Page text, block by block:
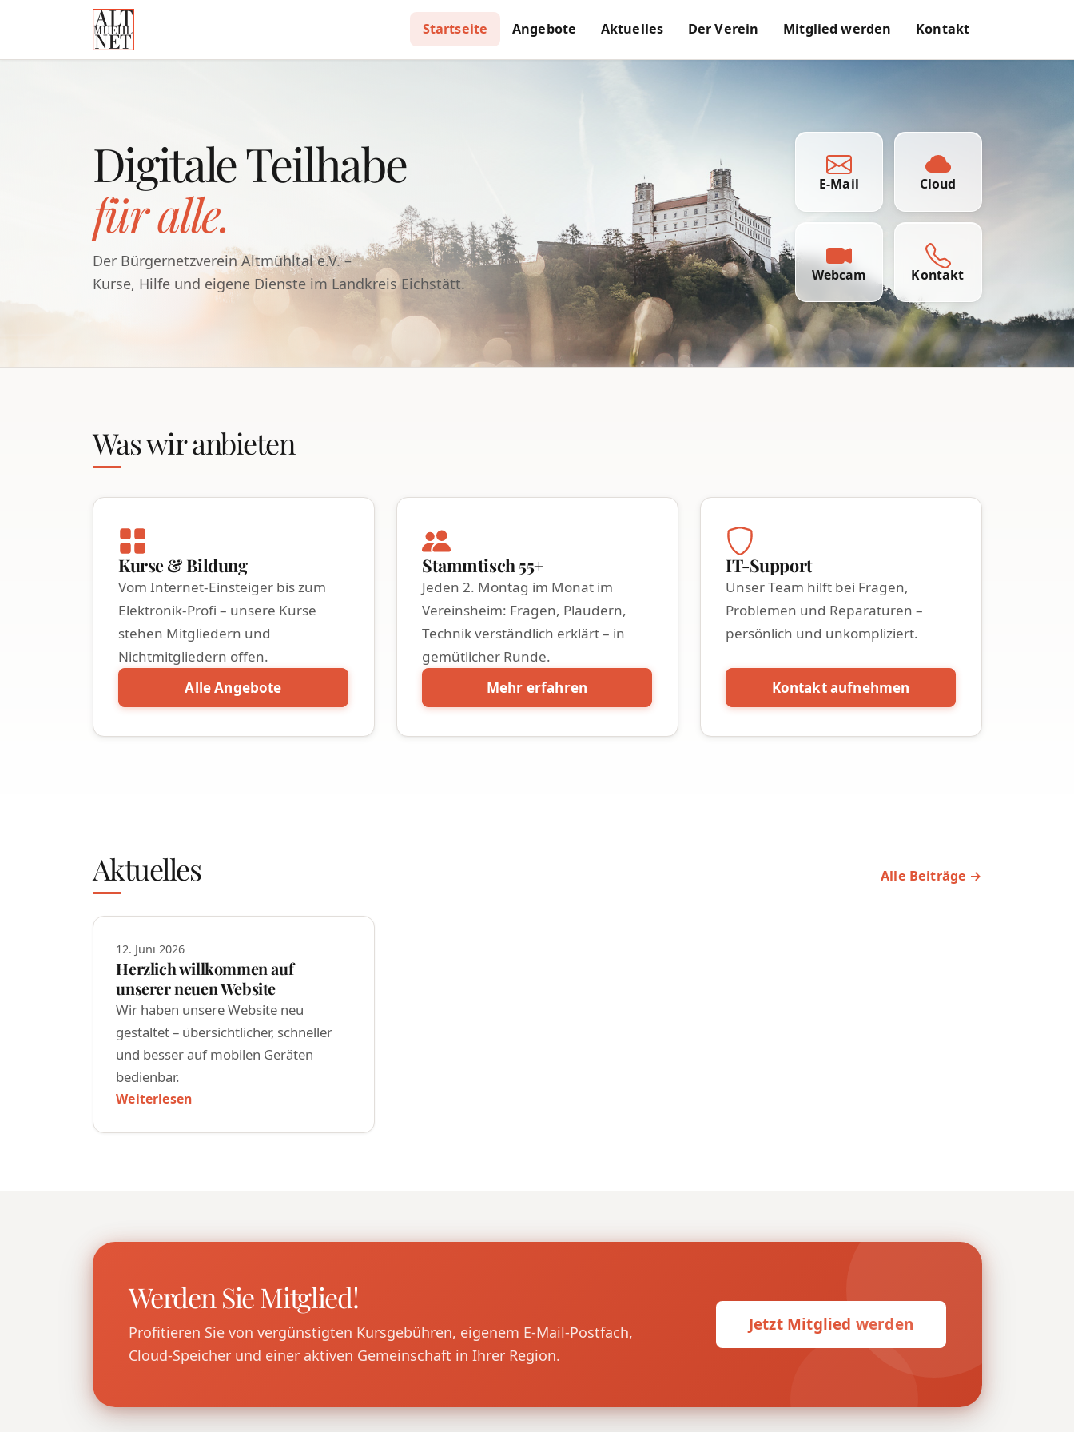
Startseite Angebote Aktuelles Der Verein Mitglied werden Kontakt
Digitale Teilhabe
für alle.
Der Bürgernetzverein Altmühltal e.V. –
Kurse, Hilfe und eigene Dienste im Landkreis Eichstätt.
E-Mail Cloud
Webcam Kontakt
Was wir anbieten
Kurse & Bildung
Vom Internet-Einsteiger bis zum
Elektronik-Profi – unsere Kurse
stehen Mitgliedern und
Nichtmitgliedern offen.
Alle Angebote
Stammtisch 55+
Jeden 2. Montag im Monat im
Vereinsheim: Fragen, Plaudern,
Technik verständlich erklärt – in
gemütlicher Runde.
Mehr erfahren
IT-Support
Unser Team hilft bei Fragen,
Problemen und Reparaturen –
persönlich und unkompliziert.
Kontakt aufnehmen
Aktuelles Alle Beiträge →
12. Juni 2026
Herzlich willkommen auf
unserer neuen Website
Wir haben unsere Website neu
gestaltet – übersichtlicher, schneller
und besser auf mobilen Geräten
bedienbar.
Weiterlesen
Werden Sie Mitglied!
Profitieren Sie von vergünstigten Kursgebühren, eigenem E-Mail-Postfach,
Cloud-Speicher und einer aktiven Gemeinschaft in Ihrer Region.
Jetzt Mitglied werden